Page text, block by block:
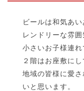
ビールは和気あ
レンドリーな雰囲
小さいお子様連
２階はお座敷にし
地域の皆様に愛
いと思います。